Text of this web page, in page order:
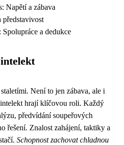
Napětí a zábava
Spolupráce a dedukce
Není to jen zábava, ale i
intelekt hrají klíčovou roli. Každý
předvídání soupeřových
řešení. Znalost zahájení, taktiky a
Schopnost zachovat chladnou